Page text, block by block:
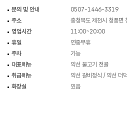
문의 및 안내
0507-1446-3319
주소
충청북도 제천시 청풍
영업시간
11:00~20:00
휴일
연중무휴
주차
가능
대표메뉴
약선 불고기 전골
취급메뉴
약선 갈비정식 / 약선 더
화장실
있음